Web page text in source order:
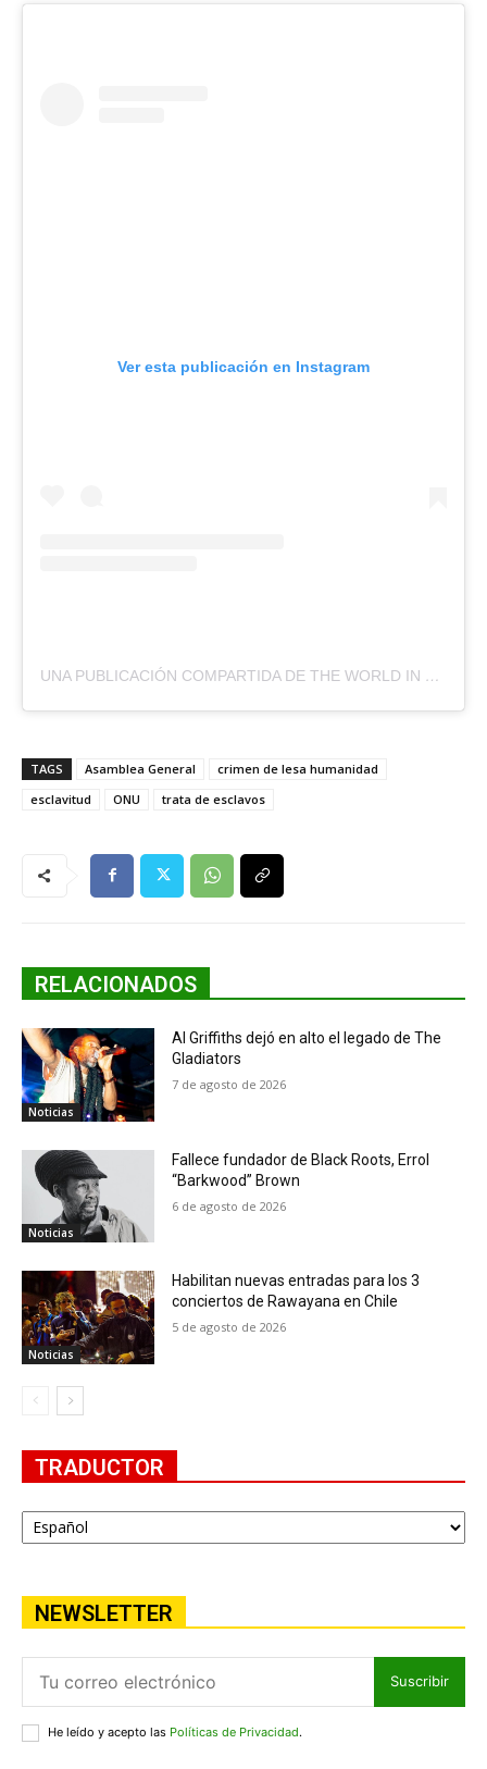
Ver esta publicación en Instagram
UNA PUBLICACIÓN COMPARTIDA DE THE WORLD IN MAPS 🌍 (@THE.WORLD.IN.MAPS)
TAGS Asamblea General
crimen de lesa humanidad
esclavitud
ONU trata de esclavos
RELACIONADOS
Noticias
Al Griffiths dejó en alto el legado de The
Gladiators
7 de agosto de 2026
Noticias
Fallece fundador de Black Roots, Errol
“Barkwood” Brown
6 de agosto de 2026
Noticias
Habilitan nuevas entradas para los 3
conciertos de Rawayana en Chile
5 de agosto de 2026
TRADUCTOR
NEWSLETTER
Suscribir
He leído y acepto las Políticas de Privacidad.